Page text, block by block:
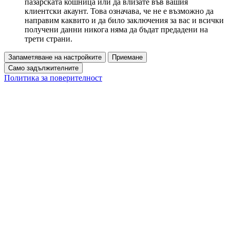
клиентски акаунт. Това означава, че не е възможно да
направим каквито и да било заключения за вас и всички
получени данни никога няма да бъдат предадени на
трети страни.
Запаметяване на настройките
Приемане
Само задължителните
Политика за поверителност